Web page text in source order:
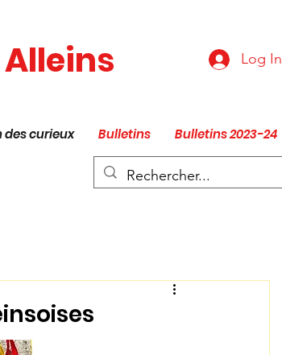
Log In
des curieux Bulletins Bulletins 2023-24